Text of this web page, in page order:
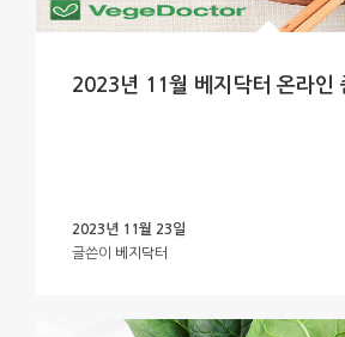
2023년 11월 베지닥터 온라인
2023년 11월 23일
글쓴이 베지닥터